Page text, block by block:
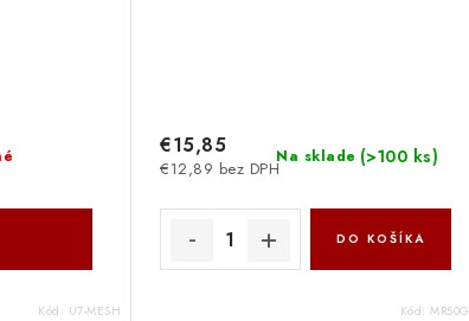
Kód: U7-MESH
Na sklade (>100 ks)
€12,89 bez DPH
€15,85
DO KOŠÍKA
Kód: MR50G